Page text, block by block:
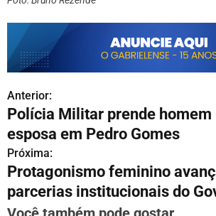
N
a
v
e
g
Anterior:
Polícia Militar prende
esposa em Pedro Gomes
Próxima:
Protagonismo feminino
parcerias institucionais do